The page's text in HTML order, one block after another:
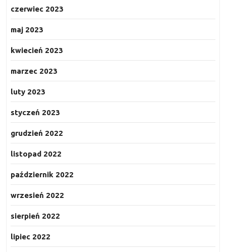
czerwiec 2023
maj 2023
kwiecień 2023
marzec 2023
luty 2023
styczeń 2023
grudzień 2022
listopad 2022
październik 2022
wrzesień 2022
sierpień 2022
lipiec 2022